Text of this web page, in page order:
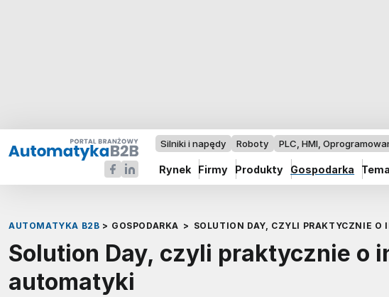
Silniki i napędy Roboty PLC, HMI,
Rynek Firmy Produkty Gospodarka
AUTOMATYKA B2B > GOSPODARKA > SOLUTION DAY, CZYLI PRAKTYCZNIE
Solution Day, czyli praktycznie o
automatyki